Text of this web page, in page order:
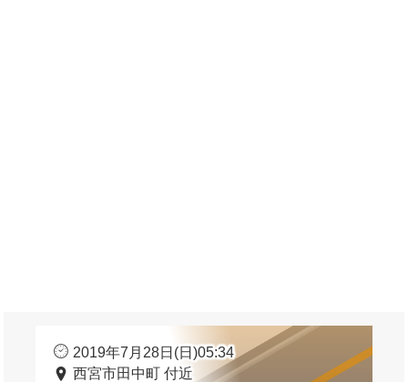
2019年7月28日(日)05:34
西宮市田中町 付近